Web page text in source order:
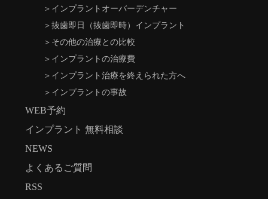
＞ インプラントオーバーデンチャー
＞抜歯即日（抜歯即時）インプラント
＞ その他の治療との比較
＞ インプラントの治療費
＞ インプラント治療を終えられた方へ
＞ インプラントの事故
WEB予約
インプラント 無料相談
NEWS
よくあるご質問
RSS